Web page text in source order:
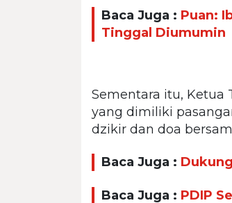
Baca Juga : Puan:
Tinggal Diumumin
Sementara itu, Ketua
yang dimiliki
dzikir dan doa
Baca Juga :
Baca Juga : PDIP